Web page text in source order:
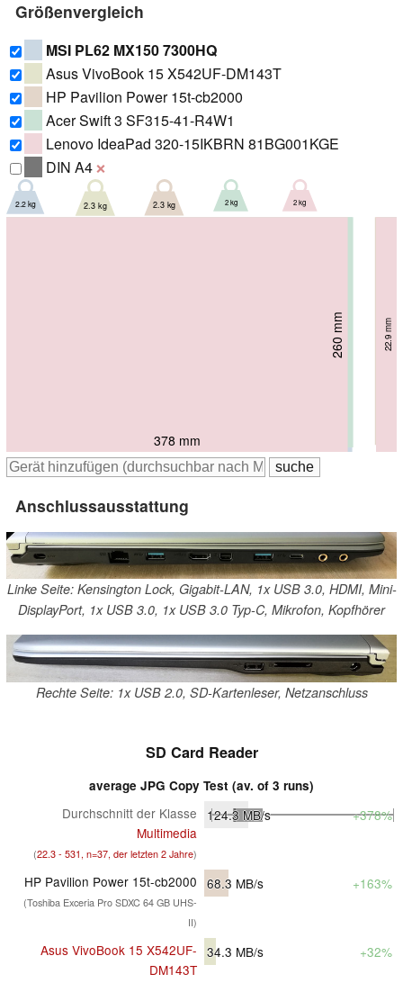
Größenvergleich
MSI PL62 MX150 7300HQ
Asus VivoBook 15 X542UF-DM143T
HP Pavilion Power 15t-cb2000
Acer Swift 3 SF315-41-R4W1
Lenovo IdeaPad 320-15IKBRN 81BG001KGE
DIN A4 ❌
383 mm
260 mm 22 mm
2.2 kg
380 mm
251 mm 23 mm
2.3 kg
378 mm
252.2 mm 24.1 mm
2.3 kg
384 mm
255 mm 17.9 mm
2 kg
378 mm
260 mm 22.9 mm
2 kg
Anschlussausstattung
Linke Seite: Kensington Lock, Gigabit-LAN, 1x USB 3.0, HDMI, Mini-
DisplayPort, 1x USB 3.0, 1x USB 3.0 Typ-C, Mikrofon, Kopfhörer
Rechte Seite: 1x USB 2.0, SD-Kartenleser, Netzanschluss
SD Card Reader
average JPG Copy Test (av. of 3 runs)
Durchschnitt der Klasse
Multimedia
(22.3 - 531, n=37, der letzten 2 Jahre)
124.3 MB/s +378%
HP Pavilion Power 15t-cb2000
(Toshiba Exceria Pro SDXC 64 GB UHS-
II)
68.3 MB/s +163%
Asus VivoBook 15 X542UF-
DM143T
34.3 MB/s +32%